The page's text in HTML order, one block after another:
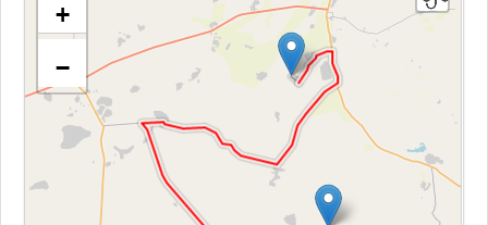
Kroki
+
−